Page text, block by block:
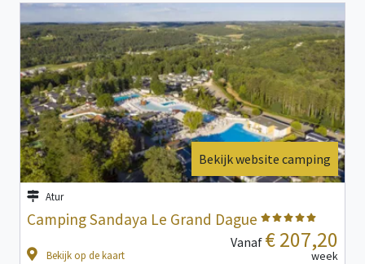
Bekijk website camping
Atur
Camping Sandaya Le Grand Dague
Bekijk op de kaart
Vanaf € 207,20
week